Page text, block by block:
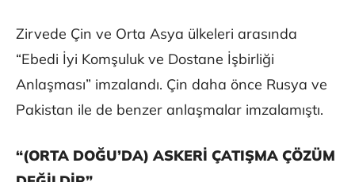
Zirvede Çin ve Orta Asya ülkeleri arasında
“Ebedi İyi Komşuluk ve Dostane İşbirliği
Anlaşması” imzalandı. Çin daha önce Rusya ve
Pakistan ile de benzer anlaşmalar imzalamıştı.
“(ORTA DOĞU’DA) ASKERİ ÇATIŞMA ÇÖZÜM